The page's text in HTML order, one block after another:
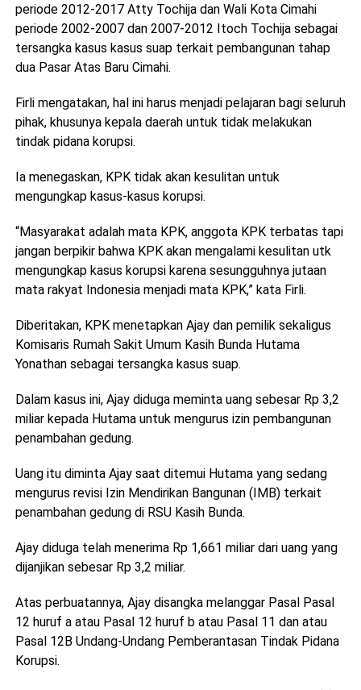
periode 2012-2017 Atty Tochija dan Wali Kota Cimahi
periode 2002-2007 dan 2007-2012 Itoch Tochija sebagai
tersangka kasus kasus suap terkait pembangunan tahap
dua Pasar Atas Baru Cimahi.
Firli mengatakan, hal ini harus menjadi pelajaran bagi seluruh
pihak, khusunya kepala daerah untuk tidak melakukan
tindak pidana korupsi.
Ia menegaskan, KPK tidak akan kesulitan untuk
mengungkap kasus-kasus korupsi.
“Masyarakat adalah mata KPK, anggota KPK terbatas tapi
jangan berpikir bahwa KPK akan mengalami kesulitan utk
mengungkap kasus korupsi karena sesungguhnya jutaan
mata rakyat Indonesia menjadi mata KPK,” kata Firli.
Diberitakan, KPK menetapkan Ajay dan pemilik sekaligus
Komisaris Rumah Sakit Umum Kasih Bunda Hutama
Yonathan sebagai tersangka kasus suap.
Dalam kasus ini, Ajay diduga meminta uang sebesar Rp 3,2
miliar kepada Hutama untuk mengurus izin pembangunan
penambahan gedung.
Uang itu diminta Ajay saat ditemui Hutama yang sedang
mengurus revisi Izin Mendirikan Bangunan (IMB) terkait
penambahan gedung di RSU Kasih Bunda.
Ajay diduga telah menerima Rp 1,661 miliar dari uang yang
dijanjikan sebesar Rp 3,2 miliar.
Atas perbuatannya, Ajay disangka melanggar Pasal Pasal
12 huruf a atau Pasal 12 huruf b atau Pasal 11 dan atau
Pasal 12B Undang-Undang Pemberantasan Tindak Pidana
Korupsi.